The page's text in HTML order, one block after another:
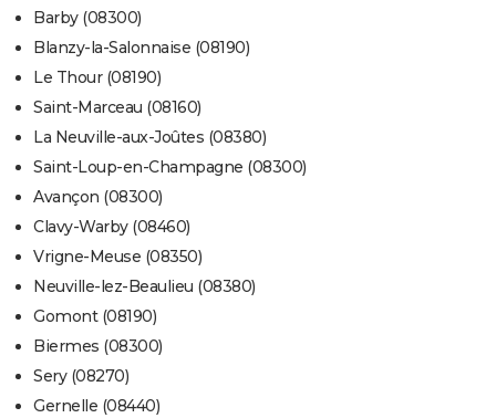
Barby (08300)
Blanzy-la-Salonnaise (08190)
Le Thour (08190)
Saint-Marceau (08160)
La Neuville-aux-Joûtes (08380)
Saint-Loup-en-Champagne (08300)
Avançon (08300)
Clavy-Warby (08460)
Vrigne-Meuse (08350)
Neuville-lez-Beaulieu (08380)
Gomont (08190)
Biermes (08300)
Sery (08270)
Gernelle (08440)